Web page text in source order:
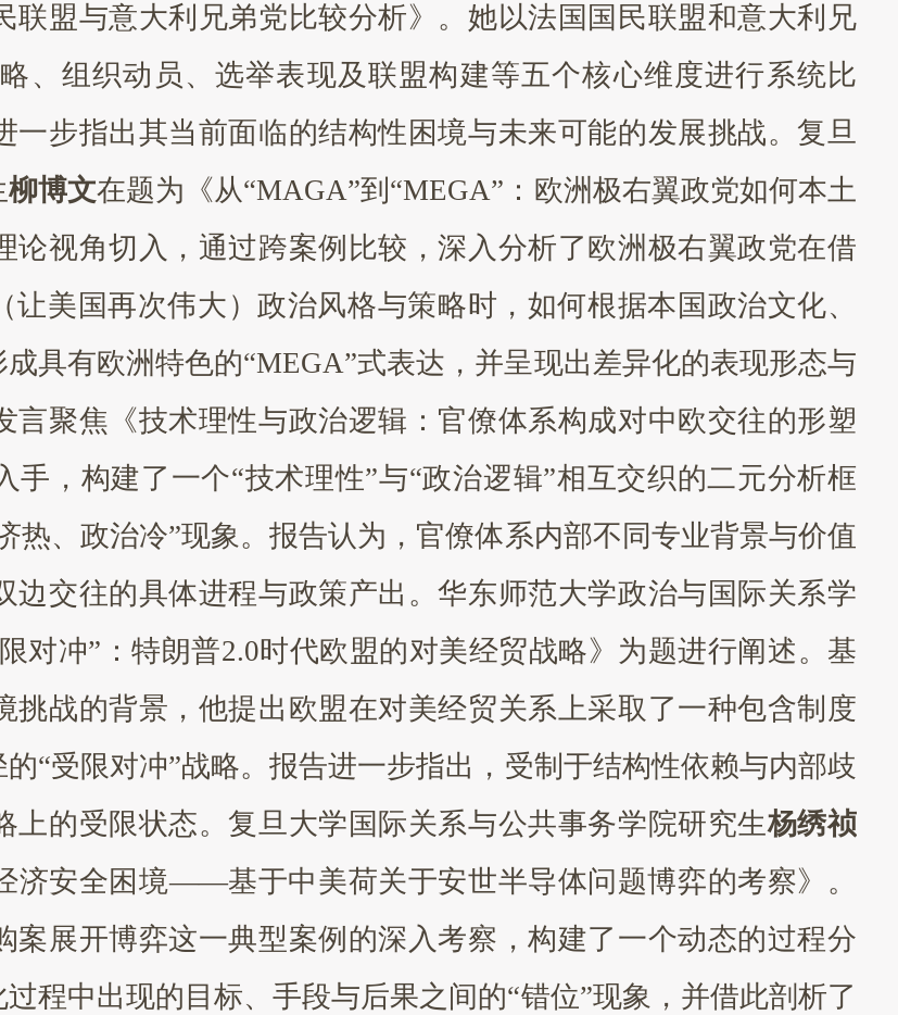
联盟与意大利兄弟党比较分析》。她以法国国民联盟和意大利兄
、组织动员、选举表现及联盟构建等五个核心维度进行系统比
步指出其当前面临的结构性困境与未来可能的发展挑战。复旦
柳博文在题为《从“MAGA”到“MEGA”：欧洲极右翼政党如何本土
视角切入，通过跨案例比较，深入分析了欧洲极右翼政党在借
美国再次伟大）政治风格与策略时，如何根据本国政治文化、
具有欧洲特色的“MEGA”式表达，并呈现出差异化的表现形态与
言聚焦《技术理性与政治逻辑：官僚体系构成对中欧交往的形塑
手，构建了一个“技术理性”与“政治逻辑”相互交织的二元分析框
热、政治冷”现象。报告认为，官僚体系内部不同专业背景与价值
边交往的具体进程与政策产出。华东师范大学政治与国际关系学
对冲”：特朗普2.0时代欧盟的对美经贸战略》为题进行阐述。基
战的背景，他提出欧盟在对美经贸关系上采取了一种包含制度
“受限对冲”战略。报告进一步指出，受制于结构性依赖与内部歧
上的受限状态。复旦大学国际关系与公共事务学院研究生杨绣祯
济安全困境——基于中美荷关于安世半导体问题博弈的考察》。
展开博弈这一典型案例的深入考察，构建了一个动态的过程分
程中出现的目标、手段与后果之间的“错位”现象，并借此剖析了